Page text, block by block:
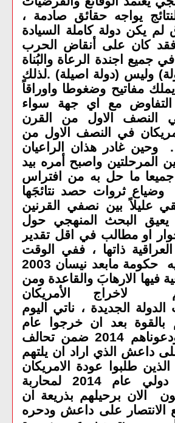
يواجه حقائق صادمة ،
لم يكن دولة كاملة السيادة
كان على أنقاض الحرب
في جميع اجندة الرعاة والبُناة
وليس (دولة اصيلة) .لذلك
مفاتيح وضغوطا واوراقاً
التفاوض مع اي جهة سواء
في النصف الاول من القرن
في النصف الاول من
. وحين غادر هذان الراعيان
المرحلتين واصبح أمره بيد
جميعا ما حل به من افتراس
ثروات حصد نتائجَها
عليلاً بين نصفي القرنين
يعيق البحث المنهجي حول
او مطالب في اقل تقدير
ذاتها ، ففي الوقت
الذي حاربت فيه حكومة مابعد نيسان 2003
فيها الارهابَ والقاعدة ومن
لاخراج الأمريكان
الجديدة ، ناتي اليوم
بالقوة بعد ان خرجوا عام
2008 سلمياً ودعوناهم 2014 ضمن تحالف
داعش الذي اراد ان يلتهم
الذين طلبوا عودة الامريكان
ضمن تحالف دولي عام 2014 لمحاربة
الان برحيلهم بذريعة ان
الانتصار على داعش ودحره